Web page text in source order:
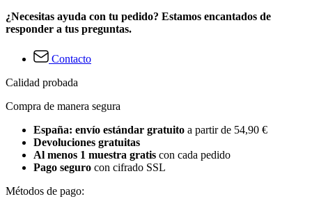
¿Necesitas ayuda con tu pedido? Estamos encantados de
responder a tus preguntas.
Contacto
Calidad probada
Compra de manera segura
España: envío estándar gratuito a partir de 54,90 €
Devoluciones gratuitas
Al menos 1 muestra gratis con cada pedido
Pago seguro con cifrado SSL
Métodos de pago: